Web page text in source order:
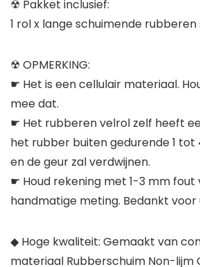
☢ Pakket inclusief:
1 rol x lange schuimende
☢ OPMERKING:
☛ Het is een cellulair materiaal.
mee dat.
☛ Het rubberen velrol zelf heeft
het rubber buiten gedurende 1
en de geur zal verdwijnen.
☛ Houd rekening met 1-3 mm fout
handmatige meting. Bedankt voor
◆ Hoge kwaliteit: Gemaakt van
materiaal Rubberschuim Non-lijm